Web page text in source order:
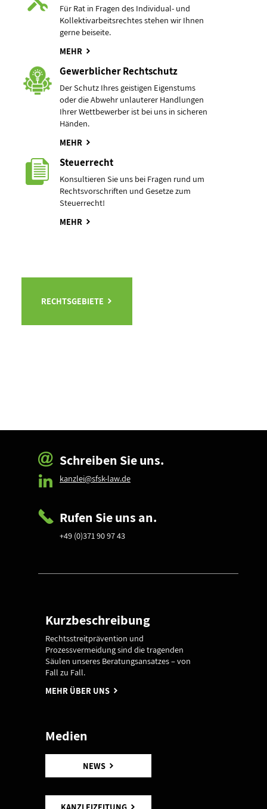
Für Rat in Fragen des Individual- und
Kollektivarbeitsrechtes stehen wir Ihnen
gerne beiseite.
MEHR
Gewerblicher Rechtschutz
Der Schutz Ihres geistigen Eigenstums
oder die Abwehr unlauterer Handlungen
Ihrer Wettbewerber ist bei uns in sicheren
Händen.
MEHR
Steuerrecht
Konsultieren Sie uns bei Fragen rund um
Rechtsvorschriften und Gesetze zum
Steuerrecht!
MEHR
RECHTSGEBIETE
Schreiben Sie uns.
kanzlei@sfsk-law.de
Rufen Sie uns an.
+49 (0)371 90 97 43
Kurzbeschreibung
Rechtsstreitprävention und
Prozessvermeidung sind die tragenden
Säulen unseres Beratungsansatzes – von
Fall zu Fall.
MEHR ÜBER UNS
Medien
NEWS